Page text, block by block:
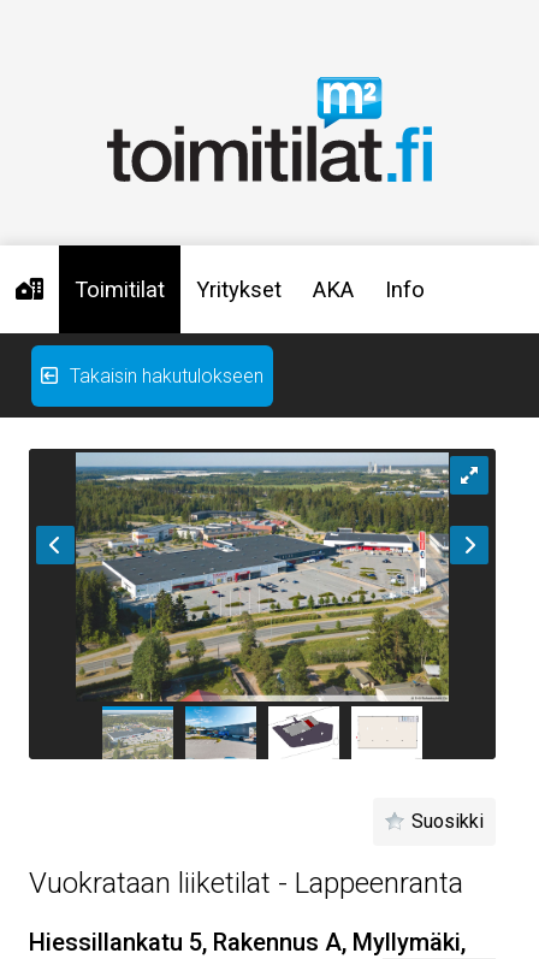
Toimitilat Yritykset AKA Info
Takaisin hakutulokseen
Suosikki
Vuokrataan liiketilat - Lappeenranta
Hiessillankatu 5, Rakennus A, Myllymäki,